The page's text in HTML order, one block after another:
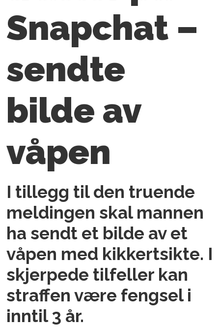
Snapchat –
sendte
bilde av
våpen
I tillegg til den truende
meldingen skal mannen
ha sendt et bilde av et
våpen med kikkertsikte. I
skjerpede tilfeller kan
straffen være fengsel i
inntil 3 år.